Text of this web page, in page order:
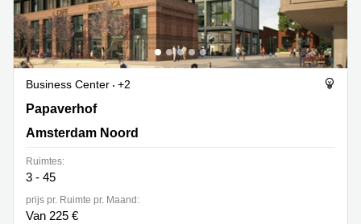
Business Center
+2
Papaverhof 58-59, Amsterdam Noord
Papaverhof
Amsterdam Noord
Ruimtes:
3 - 45
prijs pr. Ruimte pr. Maand:
Van 225 €